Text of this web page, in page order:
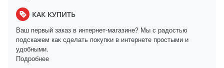
КАК КУПИТЬ
Ваш первый заказ в интернет-магазине? Мы с радостью
подскажем как сделать покупки в интернете простыми и
удобными.
Подробнее